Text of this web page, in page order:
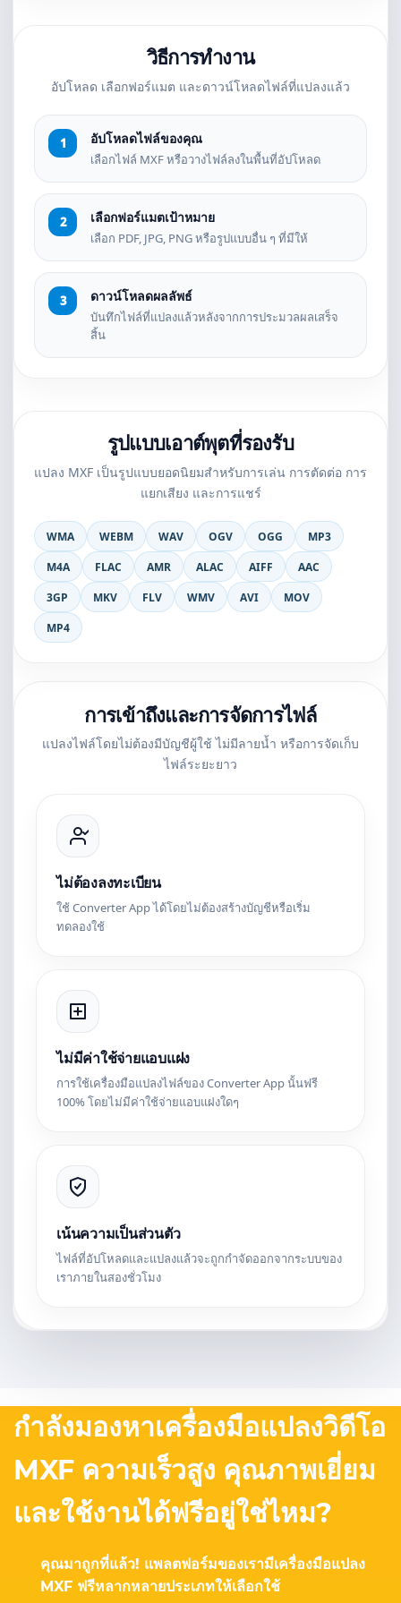
วิธีการทำงาน
อัปโหลด เลือกฟอร์แมต และดาวน์โหลดไฟล์ที่แปลงแล้ว
อัปโหลดไฟล์ของคุณ
เลือกไฟล์ MXF หรือวางไฟล์ลงในพื้นที่อัปโหลด
เลือกฟอร์แมตเป้าหมาย
เลือก PDF, JPG, PNG หรือรูปแบบอื่น ๆ ที่มีให้
ดาวน์โหลดผลลัพธ์
บันทึกไฟล์ที่แปลงแล้วหลังจากการประมวลผลเสร็จ
สิ้น
รูปแบบเอาต์พุตที่รองรับ
แปลง MXF เป็นรูปแบบยอดนิยมสำหรับการเล่น การตัดต่อ การ
แยกเสียง และการแชร์
WMA WEBM WAV OGV OGG
MP3
M4A
FLAC AMR ALAC AIFF
AAC
3GP
MKV FLV WMV AVI
MOV
MP4
การเข้าถึงและการจัดการไฟล์
แปลงไฟล์โดยไม่ต้องมีบัญชีผู้ใช้ ไม่มีลายน้ำ หรือการจัดเก็บ
ไฟล์ระยะยาว
ไม่ต้องลงทะเบียน
ใช้ Converter App ได้โดยไม่ต้องสร้างบัญชีหรือเริ่ม
ทดลองใช้
ไม่มีค่าใช้จ่ายแอบแฝง
การใช้เครื่องมือแปลงไฟล์ของ Converter App นั้นฟรี
100% โดยไม่มีค่าใช้จ่ายแอบแฝงใดๆ
เน้นความเป็นส่วนตัว
ไฟล์ที่อัปโหลดและแปลงแล้วจะถูกกำจัดออกจากระบบของ
เราภายในสองชั่วโมง
กำลังมองหาเครื่องมือแปลงวิดีโอ
MXF ความเร็วสูง คุณภาพเยี่ยม
และใช้งานได้ฟรีอยู่ใช่ไหม?
คุณมาถูกที่แล้ว! แพลตฟอร์มของเรามีเครื่องมือแปลง
MXF ฟรีหลากหลายประเภทให้เลือกใช้